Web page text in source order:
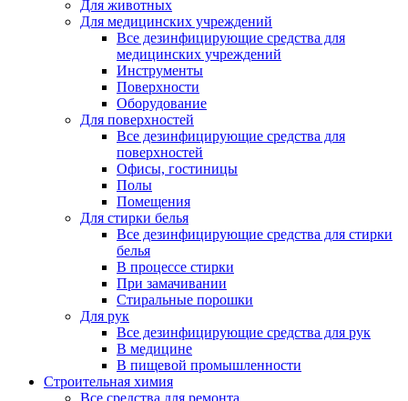
Для животных
Для медицинских учреждений
Все дезинфицирующие средства для
медицинских учреждений
Инструменты
Поверхности
Оборудование
Для поверхностей
Все дезинфицирующие средства для
поверхностей
Офисы, гостиницы
Полы
Помещения
Для стирки белья
Все дезинфицирующие средства для стирки
белья
В процессе стирки
При замачивании
Стиральные порошки
Для рук
Все дезинфицирующие средства для рук
В медицине
В пищевой промышленности
Строительная химия
Все средства для ремонта